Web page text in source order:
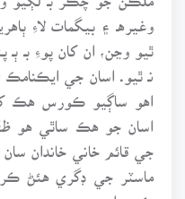
وغيرهـ ۽ بيگمات لاءِ
ٿيو وڃن، ان کان پوءِ بـ
نـ ٿيو. اسان جي ايڪنامڪ
اهو ساڳيو ڪورس هڪ
اسان جو هڪ ساٿي هو
جي قائم خاني خاندان
ماسٽر جي ڊگري هئڻ
ڪم وارو سمجهيو ويندو